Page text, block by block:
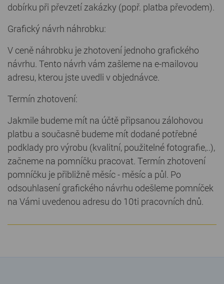
dobírku při převzetí zakázky (popř. platba převodem).
Grafický návrh náhrobku:
V ceně náhrobku je zhotovení jednoho grafického
návrhu. Tento návrh vám zašleme na e-mailovou
adresu, kterou jste uvedli v objednávce.
Termín zhotovení:
Jakmile budeme mít na účtě připsanou zálohovou
platbu a současně budeme mít dodané potřebné
podklady pro výrobu (kvalitní, použitelné fotografie,..),
začneme na pomníčku pracovat. Termín zhotovení
pomníčku je přibližně měsíc - měsíc a půl. Po
odsouhlasení grafického návrhu odešleme pomníček
na Vámi uvedenou adresu do 10ti pracovních dnů.